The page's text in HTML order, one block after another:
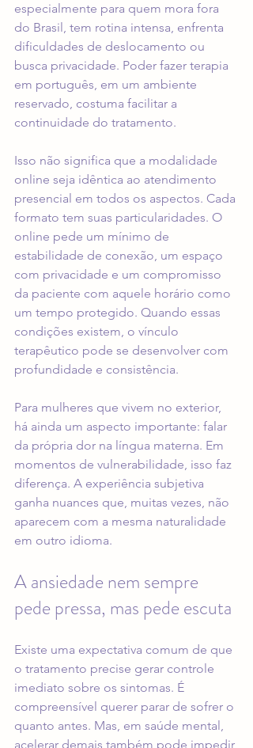
especialmente para quem mora fora
do Brasil, tem rotina intensa, enfrenta
dificuldades de deslocamento ou
busca privacidade. Poder fazer terapia
em português, em um ambiente
reservado, costuma facilitar a
continuidade do tratamento.
Isso não significa que a modalidade
online seja idêntica ao atendimento
presencial em todos os aspectos. Cada
formato tem suas particularidades. O
online pede um mínimo de
estabilidade de conexão, um espaço
com privacidade e um compromisso
da paciente com aquele horário como
um tempo protegido. Quando essas
condições existem, o vínculo
terapêutico pode se desenvolver com
profundidade e consistência.
Para mulheres que vivem no exterior,
há ainda um aspecto importante: falar
da própria dor na língua materna. Em
momentos de vulnerabilidade, isso faz
diferença. A experiência subjetiva
ganha nuances que, muitas vezes, não
aparecem com a mesma naturalidade
em outro idioma.
A ansiedade nem sempre
pede pressa, mas pede escuta
Existe uma expectativa comum de que
o tratamento precise gerar controle
imediato sobre os sintomas. É
compreensível querer parar de sofrer o
quanto antes. Mas, em saúde mental,
acelerar demais também pode impedir